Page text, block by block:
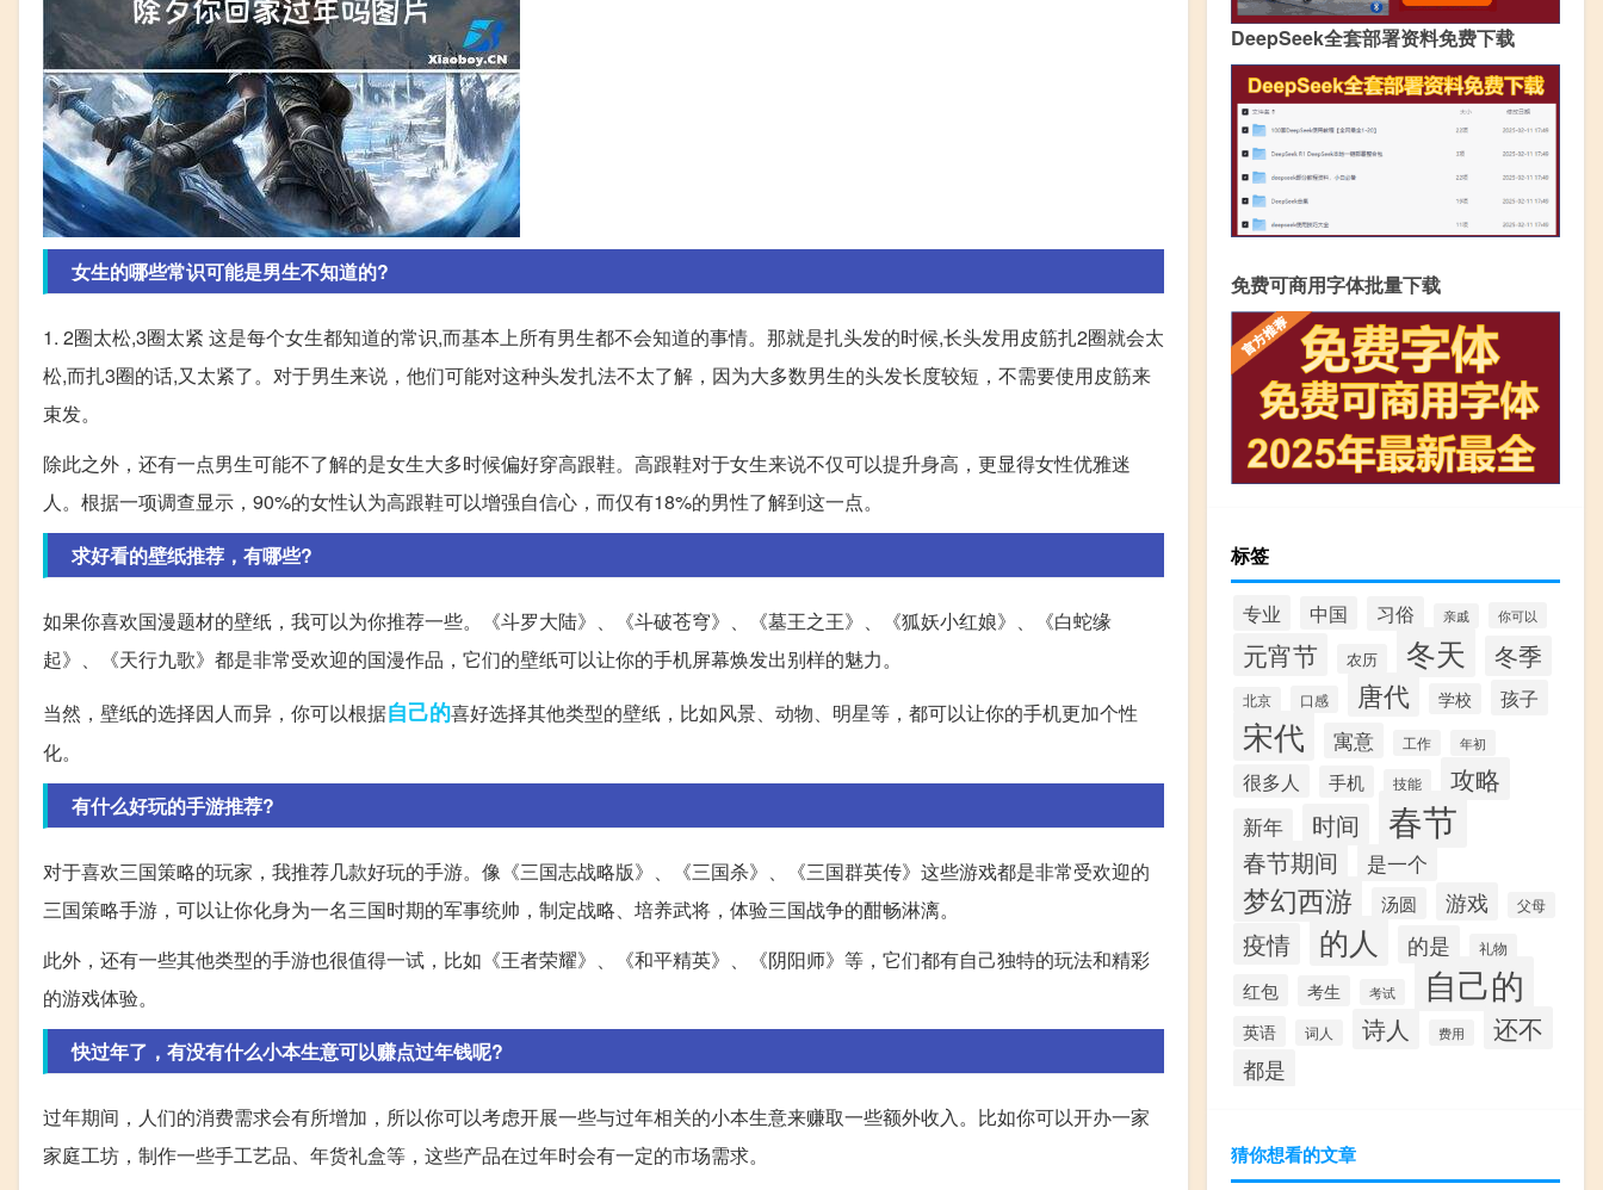
女生的哪些常识可能是男生不知道的?
1. 2圈太松,3圈太紧 这是每个女生都知道的常识,而基本上所有男生都不会知道的事情。那就是扎头发的时候,长头发用皮筋扎2圈就会太
松,而扎3圈的话,又太紧了。对于男生来说，他们可能对这种头发扎法不太了解，因为大多数男生的头发长度较短，不需要使用皮筋来
束发。
除此之外，还有一点男生可能不了解的是女生大多时候偏好穿高跟鞋。高跟鞋对于女生来说不仅可以提升身高，更显得女性优雅迷
人。根据一项调查显示，90%的女性认为高跟鞋可以增强自信心，而仅有18%的男性了解到这一点。
求好看的壁纸推荐，有哪些?
如果你喜欢国漫题材的壁纸，我可以为你推荐一些。《斗罗大陆》、《斗破苍穹》、《墓王之王》、《狐妖小红娘》、《白蛇缘
起》、《天行九歌》都是非常受欢迎的国漫作品，它们的壁纸可以让你的手机屏幕焕发出别样的魅力。
当然，壁纸的选择因人而异，你可以根据自己的喜好选择其他类型的壁纸，比如风景、动物、明星等，都可以让你的手机更加个性
化。
有什么好玩的手游推荐?
对于喜欢三国策略的玩家，我推荐几款好玩的手游。像《三国志战略版》、《三国杀》、《三国群英传》这些游戏都是非常受欢迎的
三国策略手游，可以让你化身为一名三国时期的军事统帅，制定战略、培养武将，体验三国战争的酣畅淋漓。
此外，还有一些其他类型的手游也很值得一试，比如《王者荣耀》、《和平精英》、《阴阳师》等，它们都有自己独特的玩法和精彩
的游戏体验。
快过年了，有没有什么小本生意可以赚点过年钱呢?
过年期间，人们的消费需求会有所增加，所以你可以考虑开展一些与过年相关的小本生意来赚取一些额外收入。比如你可以开办一家
家庭工坊，制作一些手工艺品、年货礼盒等，这些产品在过年时会有一定的市场需求。
DeepSeek全套部署资料免费下载
免费可商用字体批量下载
标签
专业 中国 习俗 亲戚 你可以
元宵节 农历 冬天 冬季
北京 口感 唐代 学校 孩子
宋代 寓意 工作 年初
很多人 手机 技能 攻略
新年 时间 春节
春节期间 是一个
梦幻西游 汤圆 游戏 父母
疫情 的人 的是 礼物
红包 考生 考试 自己的
英语 词人 诗人 费用 还不
都是
猜你想看的文章